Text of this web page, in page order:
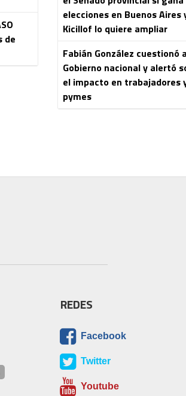
de
elecciones en Buenos Aires
Kicillof lo quiere ampliar
Fabián González cuestionó
Gobierno nacional y alertó
el impacto en trabajadores
pymes
REDES
Facebook
Twitter
Youtube